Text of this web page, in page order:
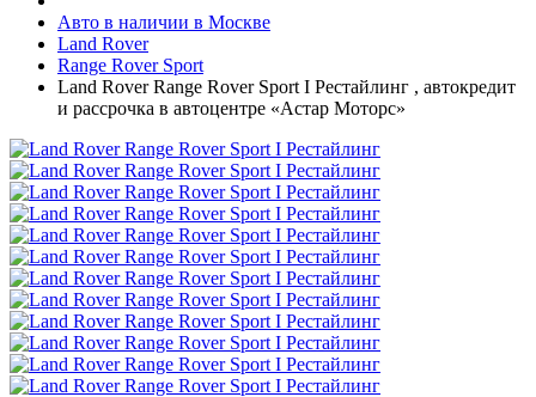
Авто в наличии в Москве
Land Rover
Range Rover Sport
Land Rover Range Rover Sport I Рестайлинг , автокредит
и рассрочка в автоцентре «Астар Моторс»